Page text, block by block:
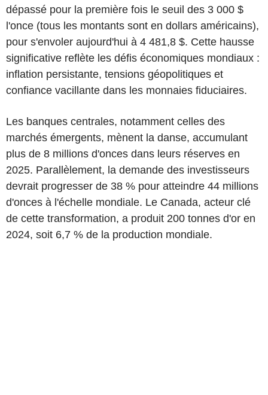
dépassé pour la première fois le seuil des 3 000 $
l'once (tous les montants sont en dollars américains),
pour s'envoler aujourd'hui à 4 481,8 $. Cette hausse
significative reflète les défis économiques mondiaux :
inflation persistante, tensions géopolitiques et
confiance vacillante dans les monnaies fiduciaires.
Les banques centrales, notamment celles des
marchés émergents, mènent la danse, accumulant
plus de 8 millions d'onces dans leurs réserves en
2025. Parallèlement, la demande des investisseurs
devrait progresser de 38 % pour atteindre 44 millions
d'onces à l'échelle mondiale. Le Canada, acteur clé
de cette transformation, a produit 200 tonnes d'or en
2024, soit 6,7 % de la production mondiale.